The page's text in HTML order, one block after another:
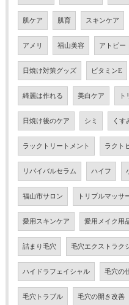
肌ケア 肌育 スキンケア
アメリ 福山美容 アトピー
日焼け対策グッズ ビタミンE
綺麗は作れる 美白ケア
日焼け後のケア シミ くす
ラックトリートメント ラクト
リバイバルセラム ハイフ
福山市サロン トリプルマッサ
愛用スキンケア 愛用メイク用
詰まり毛穴 毛穴エクストラク
ハイドラフェイシャル 毛穴の
毛穴トラブル 毛穴の開き改善